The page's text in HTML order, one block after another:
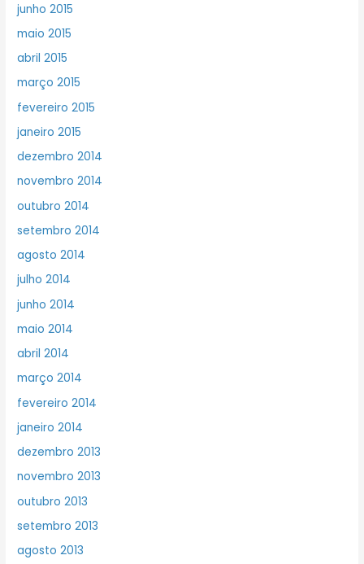
junho 2015
maio 2015
abril 2015
março 2015
fevereiro 2015
janeiro 2015
dezembro 2014
novembro 2014
outubro 2014
setembro 2014
agosto 2014
julho 2014
junho 2014
maio 2014
abril 2014
março 2014
fevereiro 2014
janeiro 2014
dezembro 2013
novembro 2013
outubro 2013
setembro 2013
agosto 2013